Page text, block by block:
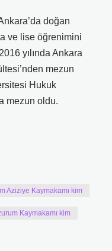
doğan
ve lise öğrenimini
yılında Ankara
mezun
Hukuk
mezun oldu.
Aziziye Kaymakamı kim
Kaymakamı kim